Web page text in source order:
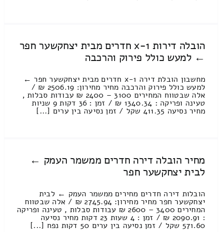
הובלה דירות 1-x חדרים מבית יצחקשער חפר
← למעש כולל פירוק והרכבה
מחשבון הובלת דירה 1-x חדרים מבית יצחקשער חפר ←
למעש כולל פירוק והרכבה מחיר מחירון: 2506.19 ₪ /
אלה שבטווח המחירים 3100 – 2400 ₪ עבודות סבלות ,
טעינה ופריקה : 1340.34 ₪ / זמן : 36 דקות 9 שניות
מחיר נסיעה 411.35 שקל / זמן נסיעה בין ערים [...]
מחיר הובלה דירה חדרים ממשמר העמק ←
לבית יצחקשער חפר
הובלות דירה חדרים מחירים ממשמר העמק ← לבית
יצחקשער חפר מחיר מחירון: 2745.94 ₪ / אלה שבטווח
המחירים 3400 – 2600 ₪ עבודות סבלות , טעינה ופריקה
: 2090.91 ₪ / זמן : 4 שעות 23 דקות מחיר נסיעה
571.60 שקל / זמן נסיעה בין ערים 50 דקות נפח [...]